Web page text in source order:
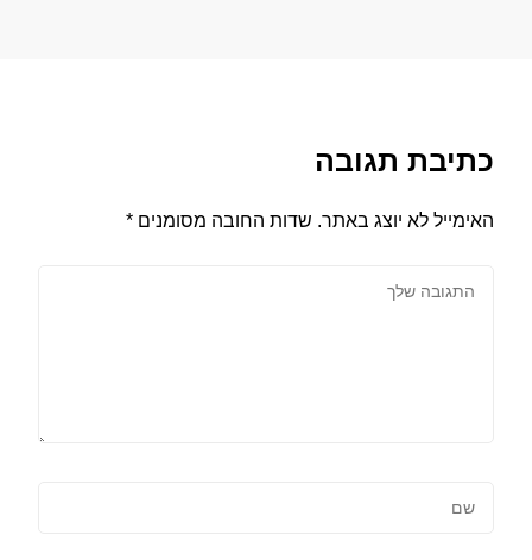
כתיבת תגובה
האימייל לא יוצג באתר. שדות החובה מסומנים *